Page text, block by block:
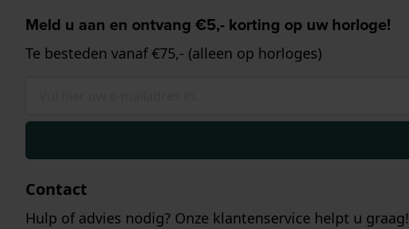
Meld u aan en ontvang €5,- korting op uw horloge!
Te besteden vanaf €75,- (alleen op horloges)
Contact
Hulp of advies nodig? Onze klantenservice helpt u graag!